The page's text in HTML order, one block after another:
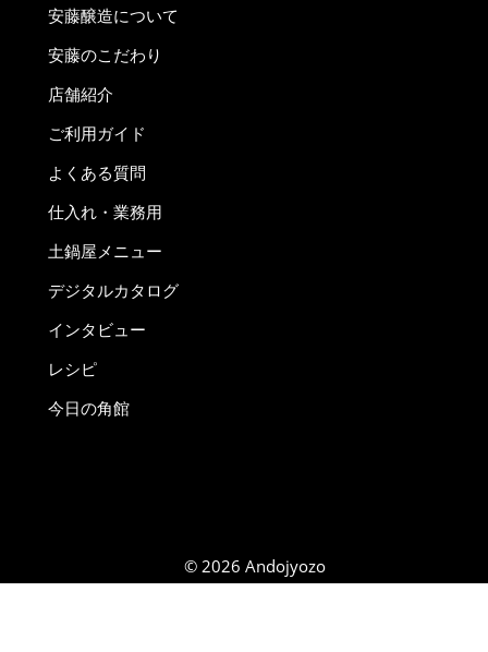
安藤醸造について
安藤のこだわり
店舗紹介
ご利用ガイド
よくある質問
仕入れ・業務用
土鍋屋メニュー
デジタルカタログ
インタビュー
レシピ
今日の角館
© 2026 Andojyozo